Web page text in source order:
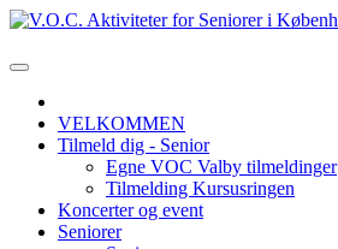
VELKOMMEN
Tilmeld dig - Senior
Egne VOC Valby tilmeldinger
Tilmelding Kursusringen
Koncerter og event
Seniorer